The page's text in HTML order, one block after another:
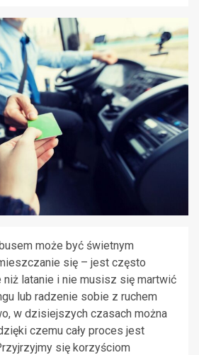
może być świetnym
się – jest często
latanie i nie musisz się martwić
lub radzenie sobie z ruchem
w dzisiejszych czasach można
czemu cały proces jest
się korzyściom